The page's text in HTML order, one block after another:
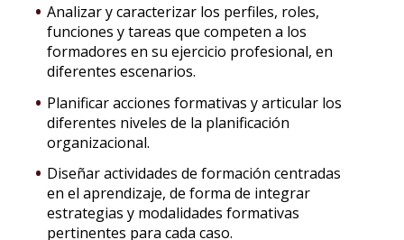
Analizar y caracterizar los perfiles, roles,
funciones y tareas que competen a los
formadores en su ejercicio profesional, en
diferentes escenarios.
Planificar acciones formativas y articular los
diferentes niveles de la planificación
organizacional.
Diseñar actividades de formación centradas
en el aprendizaje, de forma de integrar
estrategias y modalidades formativas
pertinentes para cada caso.